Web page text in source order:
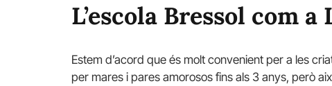
L’escola Bressol com
Estem d’acord que és molt convenient per a les
per mares i pares amorosos fins als 3 anys, però